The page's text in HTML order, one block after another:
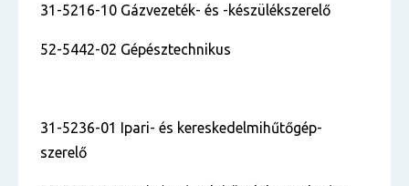
31-5216-10 Gázvezeték- és -készülékszerelő
52-5442-02 Gépésztechnikus
31-5236-01 Ipari- és kereskedelmihűtőgép-
szerelő